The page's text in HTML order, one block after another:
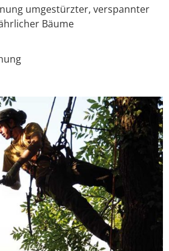
umgestürzter, verspannter
Bäume